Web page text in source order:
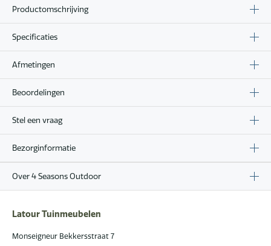
Productomschrijving
Specificaties
Afmetingen
Beoordelingen
Stel een vraag
Bezorginformatie
Over 4 Seasons Outdoor
Latour Tuinmeubelen
Monseigneur Bekkersstraat 7